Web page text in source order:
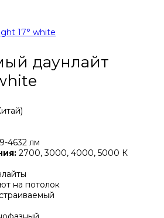
даунлайт
4632 лм
2700, 3000, 4000, 5000 К
на потолок